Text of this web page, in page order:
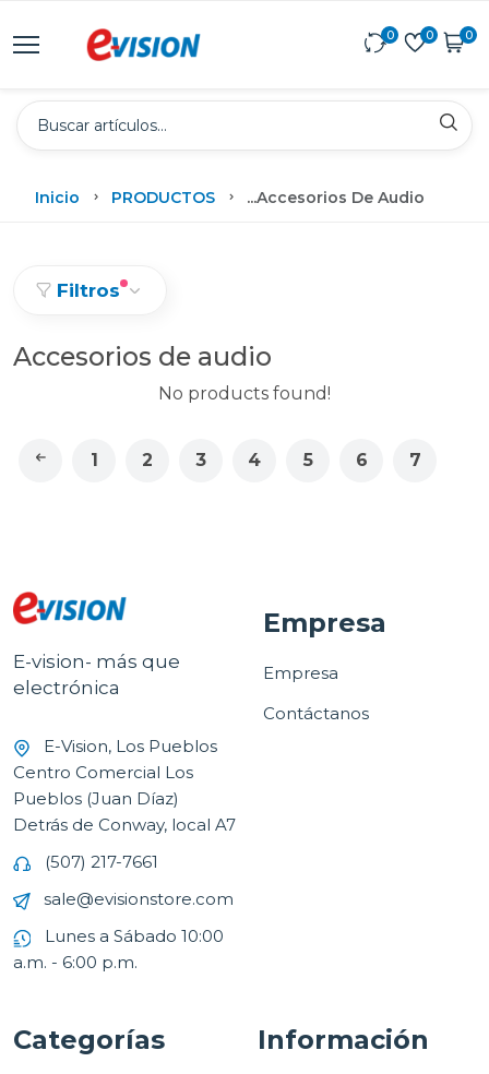
0 0 0
Inicio PRODUCTOS ...Accesorios De Audio
Filtros
Accesorios de audio
No products found!
1 2 3 4 5 6 7
E-vision- más que
electrónica
E-Vision, Los Pueblos
Centro Comercial Los
Pueblos (Juan Díaz)
Detrás de Conway, local A7
(507) 217-7661
sale@evisionstore.com
Lunes a Sábado 10:00
a.m. - 6:00 p.m.
Empresa
Empresa
Contáctanos
Categorías Información